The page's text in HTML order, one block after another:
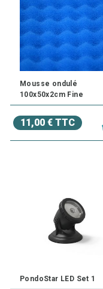
Mousse ondulé
100x50x2cm Fine
11,00 € TTC
PondoStar LED Set 1